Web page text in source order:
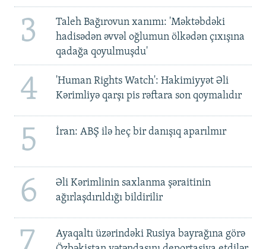
3
Taleh Bağırovun xanımı: 'Məktəbdəki
hadisədən əvvəl oğlumun ölkədən çıxışına
qadağa qoyulmuşdu'
4
'Human Rights Watch': Hakimiyyət Əli
Kərimliyə qarşı pis rəftara son qoymalıdır
5 İran: ABŞ ilə heç bir danışıq aparılmır
6
Əli Kərimlinin saxlanma şəraitinin
ağırlaşdırıldığı bildirilir
Ayaqaltı üzərindəki Rusiya bayrağına görə